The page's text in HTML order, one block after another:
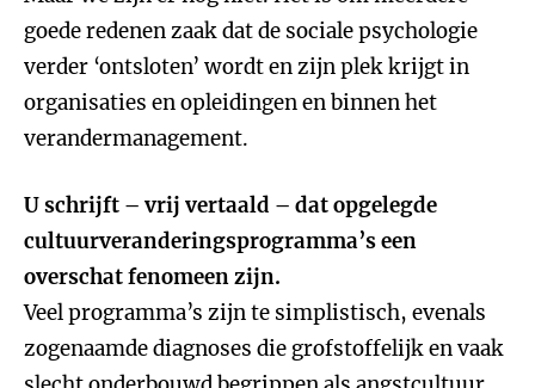
goede redenen zaak dat de sociale psychologie
verder ‘ontsloten’ wordt en zijn plek krijgt in
organisaties en opleidingen en binnen het
verandermanagement.
U schrijft – vrij vertaald – dat opgelegde
cultuurveranderingsprogramma’s een
overschat fenomeen zijn.
Veel programma’s zijn te simplistisch, evenals
zogenaamde diagnoses die grofstoffelijk en vaak